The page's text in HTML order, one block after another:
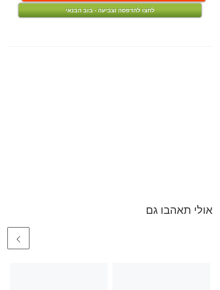
לחצו להדפסה וצביעה - בוב הבנאי
אולי תאהבו גם